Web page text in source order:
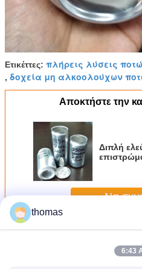
Ετικέττες: πλήρεις λύσεις
, δοχεία μη αλκοολούχων
Αποκτήστε την
Διπλή
καπάκια
Να
Περισσότεροι12 Oz δοχεία
thomas
6:43